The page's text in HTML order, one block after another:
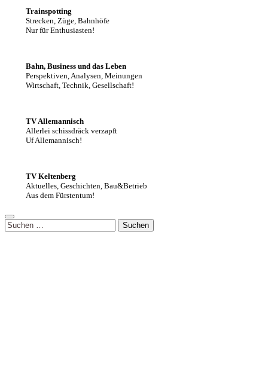
Trainspotting
Strecken, Züge, Bahnhöfe
Nur für Enthusiasten!
Bahn, Business und das Leben
Perspektiven, Analysen, Meinungen
Wirtschaft, Technik, Gesellschaft!
TV Allemannisch
Allerlei schissdräck verzapft
Uf Allemannisch!
TV Keltenberg
Aktuelles, Geschichten, Bau&Betrieb
Aus dem Fürstentum!
Suchen
nach: